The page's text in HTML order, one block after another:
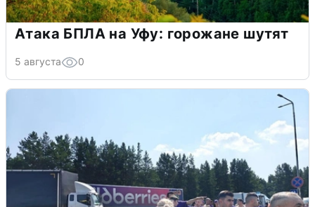
Атака БПЛА на Уфу: горожане шутят
5 августа 0